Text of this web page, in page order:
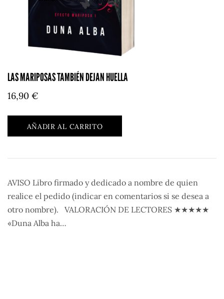
LAS MARIPOSAS TAMBIÉN DEJAN HUELLA
16,90 €
AÑADIR AL CARRITO
AVISO Libro firmado y dedicado a nombre de quien
realice el pedido (indicar en comentarios si se desea a
otro nombre). VALORACIÓN DE LECTORES ★★★★★
«Duna Alba ha…